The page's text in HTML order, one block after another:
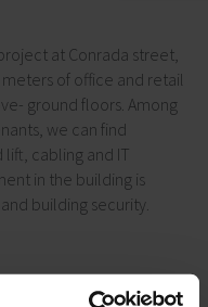
at Conrada street,
of office and retail
ground floors. Among
we can find
lift, cabling and IT
in the building is
building security.